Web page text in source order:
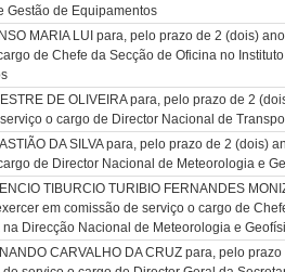
Gestão de Equipamentos
MARIA LUI para, pelo prazo de 2 (dois)
de Chefe da Secção de Oficina no
DE OLIVEIRA para, pelo prazo de 2
o cargo de Director Nacional de
DA SILVA para, pelo prazo de 2 (dois)
de Director Nacional de Meteorologia e
TIBURCIO TURIBIO FERNANDES
em comissão de serviço o cargo de
Direcção Nacional de Meteorologia e
CARVALHO DA CRUZ para, pelo